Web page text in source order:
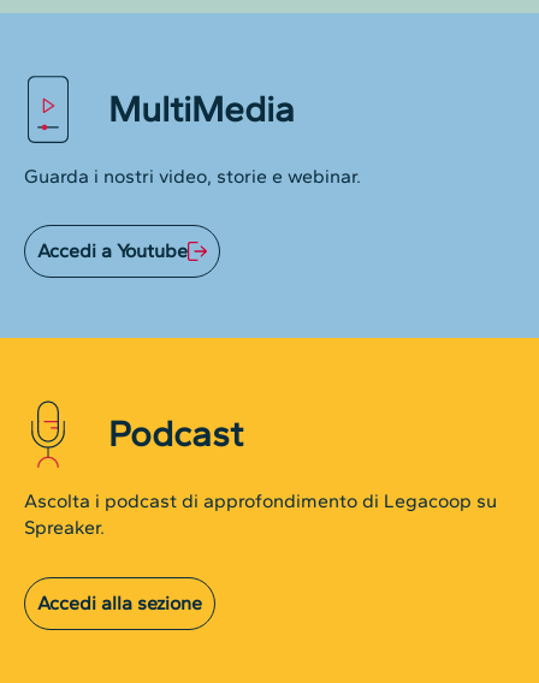
MultiMedia
Guarda i nostri video, storie e webinar.
Accedi a Youtube
Podcast
Ascolta i podcast di approfondimento di Legacoop su
Spreaker.
Accedi alla sezione